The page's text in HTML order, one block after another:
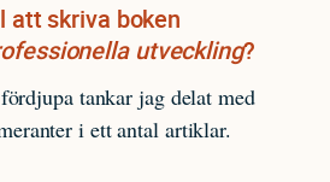
att skriva boken
utveckling?
tankar jag delat med
i ett antal artiklar.